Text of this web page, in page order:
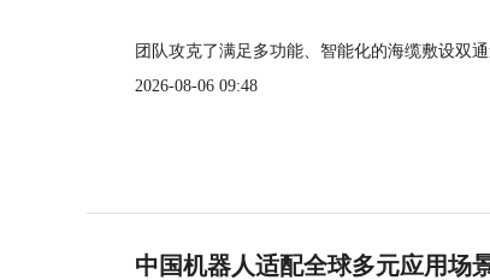
团队攻克了满足多功能、智能化的海缆敷设双
2026-08-06 09:48
中国机器人适配全球多元应用场